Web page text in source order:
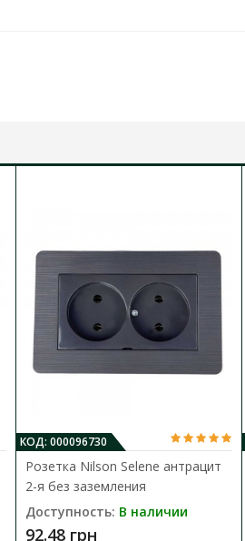
КОД: 000096730
Розетка Nilson Selene антрацит
2-я без заземления
Доступность: В наличии
92.48 грн